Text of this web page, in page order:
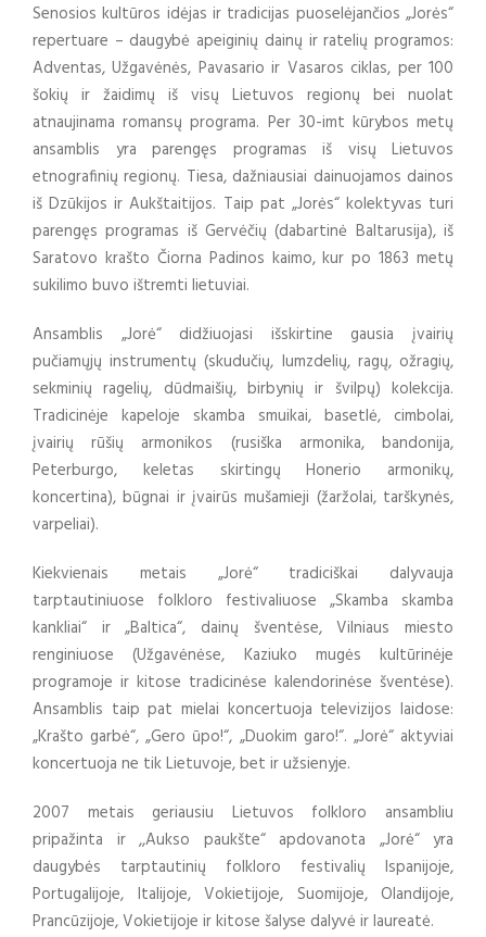
Senosios kultūros idėjas ir tradicijas puoselėjančios „Jorės“
repertuare – daugybė apeiginių dainų ir ratelių programos:
Adventas, Užgavėnės, Pavasario ir Vasaros ciklas, per 100
šokių ir žaidimų iš visų Lietuvos regionų bei nuolat
atnaujinama romansų programa. Per 30-imt kūrybos metų
ansamblis yra parengęs programas iš visų Lietuvos
etnografinių regionų. Tiesa, dažniausiai dainuojamos dainos
iš Dzūkijos ir Aukštaitijos. Taip pat „Jorės“ kolektyvas turi
parengęs programas iš Gervėčių (dabartinė Baltarusija), iš
Saratovo krašto Čiorna Padinos kaimo, kur po 1863 metų
sukilimo buvo ištremti lietuviai.
Ansamblis „Jorė“ didžiuojasi išskirtine gausia įvairių
pučiamųjų instrumentų (skudučių, lumzdelių, ragų, ožragių,
sekminių ragelių, dūdmaišių, birbynių ir švilpų) kolekcija.
Tradicinėje kapeloje skamba smuikai, basetlė, cimbolai,
įvairių rūšių armonikos (rusiška armonika, bandonija,
Peterburgo, keletas skirtingų Honerio armonikų,
koncertina), būgnai ir įvairūs mušamieji (žaržolai, tarškynės,
varpeliai).
Kiekvienais metais „Jorė“ tradiciškai dalyvauja
tarptautiniuose folkloro festivaliuose „Skamba skamba
kankliai“ ir „Baltica“, dainų šventėse, Vilniaus miesto
renginiuose (Užgavėnėse, Kaziuko mugės kultūrinėje
programoje ir kitose tradicinėse kalendorinėse šventėse).
Ansamblis taip pat mielai koncertuoja televizijos laidose:
„Krašto garbė“, „Gero ūpo!“, „Duokim garo!“. „Jorė“ aktyviai
koncertuoja ne tik Lietuvoje, bet ir užsienyje.
2007 metais geriausiu Lietuvos folkloro ansambliu
pripažinta ir ,,Aukso paukšte“ apdovanota „Jorė“ yra
daugybės tarptautinių folkloro festivalių Ispanijoje,
Portugalijoje, Italijoje, Vokietijoje, Suomijoje, Olandijoje,
Prancūzijoje, Vokietijoje ir kitose šalyse dalyvė ir laureatė.